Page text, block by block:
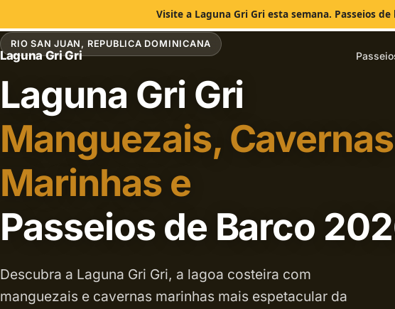
Visite a Laguna Gri Gri esta semana. Passeios
Laguna Gri Gri
RIO SAN JUAN, REPUBLICA DOMINICANA
Laguna Gri Gri
Manguezais, Cavernas
Marinhas e
Passeios de Barco
Descubra a Laguna Gri Gri, a lagoa costeira com
manguezais e cavernas marinhas mais espetacular da